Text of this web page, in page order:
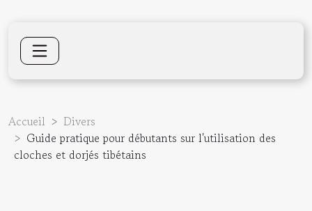
Accueil
Divers
Guide pratique pour débutants sur l'utilisation des
cloches et dorjés tibétains